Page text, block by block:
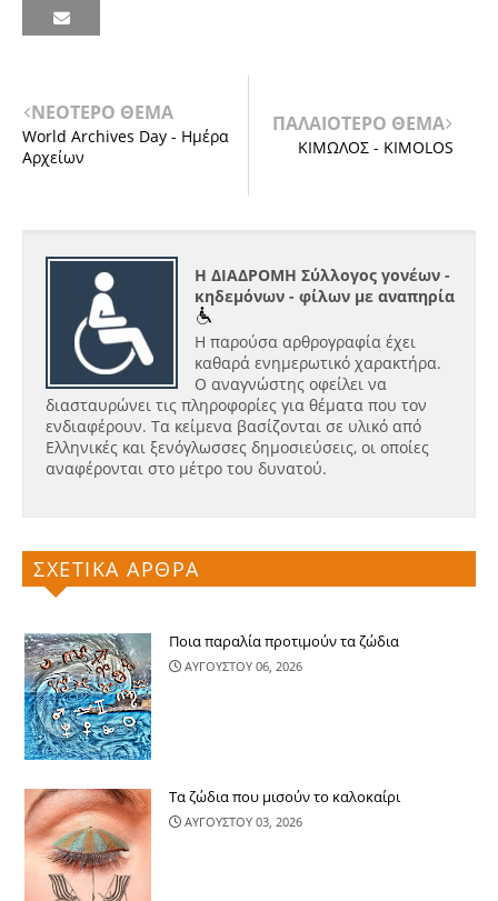
ΝΕΟΤΕΡΟ ΘΕΜΑ
World Archives Day - Ημέρα
Αρχείων
ΠΑΛΑΙΟΤΕΡΟ ΘΕΜΑ
ΚΙΜΩΛΟΣ - KIMOLOS
Η ΔΙΑΔΡΟΜΗ Σύλλογος γονέων -
κηδεμόνων - φίλων με αναπηρία
Η παρούσα αρθρογραφία έχει
καθαρά ενημερωτικό χαρακτήρα.
Ο αναγνώστης οφείλει να
διασταυρώνει τις πληροφορίες για θέματα που τον
ενδιαφέρουν. Τα κείμενα βασίζονται σε υλικό από
Ελληνικές και ξενόγλωσσες δημοσιεύσεις, οι οποίες
αναφέρονται στο μέτρο του δυνατού.
ΣΧΕΤΙΚΑ ΑΡΘΡΑ
Ποια παραλία προτιμούν τα ζώδια
ΑΥΓΟΥΣΤΟΥ 06, 2026
Τα ζώδια που μισούν το καλοκαίρι
ΑΥΓΟΥΣΤΟΥ 03, 2026